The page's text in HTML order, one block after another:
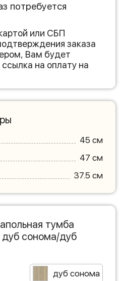
потребуется
или СБП
заказа
Вам будет
на оплату на
45 см
47 см
37.5 см
тумба
сонома/дуб
дуб сонома